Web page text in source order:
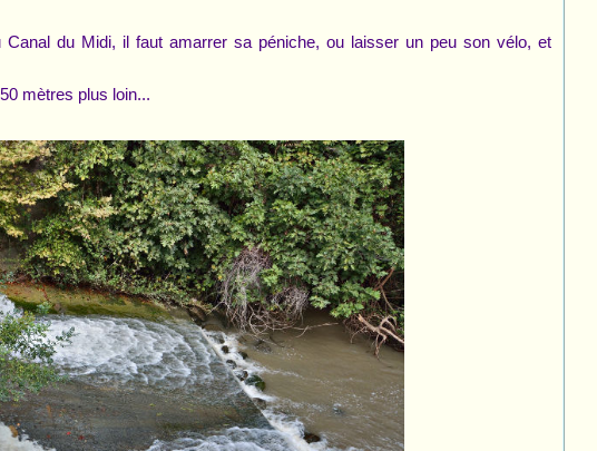
du Midi, il faut amarrer sa péniche, ou laisser un peu son vélo, et
mètres plus loin...